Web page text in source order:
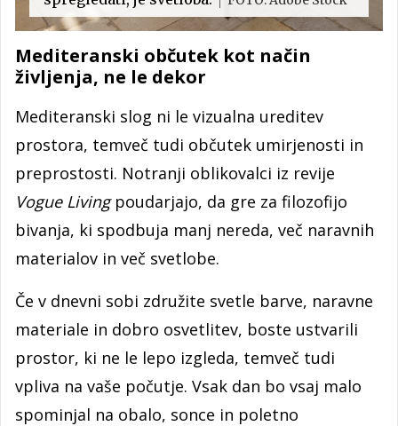
Mediteranski občutek kot način
življenja, ne le dekor
Mediteranski slog ni le vizualna ureditev
prostora, temveč tudi občutek umirjenosti in
preprostosti. Notranji oblikovalci iz revije
Vogue Living poudarjajo, da gre za filozofijo
bivanja, ki spodbuja manj nereda, več naravnih
materialov in več svetlobe.
Če v dnevni sobi združite svetle barve, naravne
materiale in dobro osvetlitev, boste ustvarili
prostor, ki ne le lepo izgleda, temveč tudi
vpliva na vaše počutje. Vsak dan bo vsaj malo
spominjal na obalo, sonce in poletno